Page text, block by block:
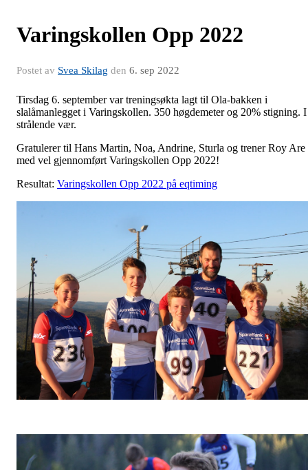
Varingskollen Opp 2022
Postet av Svea Skilag den 6. sep 2022
Tirsdag 6. september var treningsøkta lagt til Ola-bakken i
slalåmanlegget i Varingskollen. 350 høgdemeter og 20% stigning. I
strålende vær.
Gratulerer til Hans Martin, Noa, Andrine, Sturla og trener Roy Are
med vel gjennomført Varingskollen Opp 2022!
Resultat: Varingskollen Opp 2022 på eqtiming